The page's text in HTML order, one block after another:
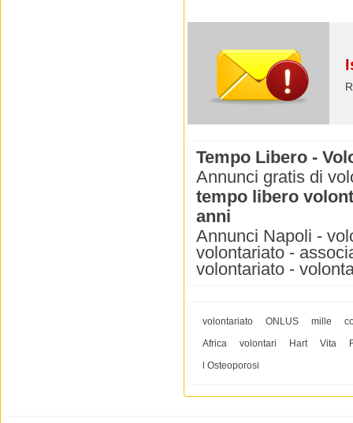
Tempo Libero -
Annunci gratis di
tempo libero
anni
Annunci Napoli -
volontariato -
volontariato -
volontariato ONLUS mille
Africa
volontari Hart Vita
l Osteoporosi